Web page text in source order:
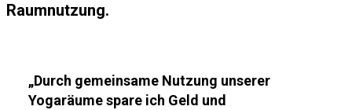
Raumnutzung.
„Durch gemeinsame Nutzung unserer
Yogaräume spare ich Geld und